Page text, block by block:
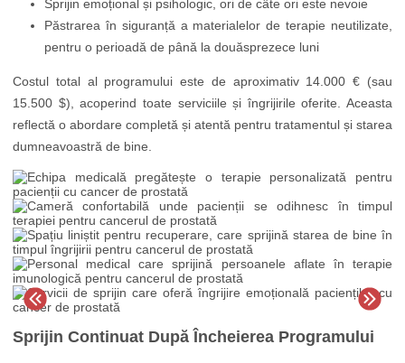
Sprijin emoțional și psihologic, ori de câte ori este nevoie
Păstrarea în siguranță a materialelor de terapie neutilizate,
pentru o perioadă de până la douăsprezece luni
Costul total al programului este de aproximativ 14.000 € (sau
15.500 $), acoperind toate serviciile și îngrijirile oferite. Aceasta
reflectă o abordare completă și atentă pentru tratamentul și starea
dumneavoastră de bine.
Sprijin Continuat După Încheierea Programului